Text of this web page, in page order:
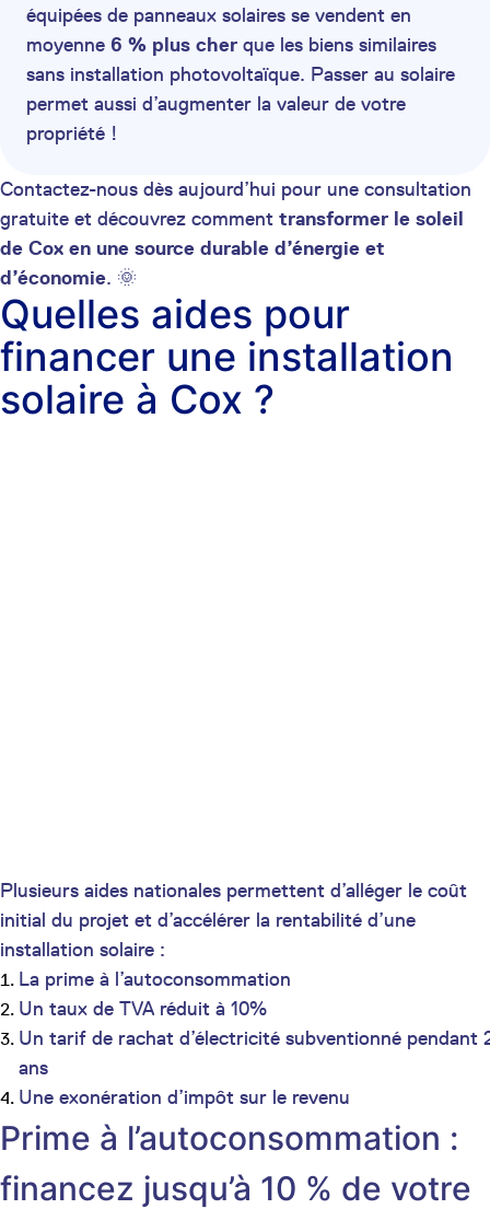
équipées de panneaux solaires se vendent en
moyenne 6 % plus cher que les biens similaires
sans installation photovoltaïque. Passer au solaire
permet aussi d’augmenter la valeur de votre
propriété !
Contactez-nous dès aujourd’hui pour une consultation
gratuite et découvrez comment transformer le soleil
de Cox en une source durable d’énergie et
d’économie. 🌞
Quelles aides pour
financer une installation
solaire à Cox ?
Plusieurs aides nationales permettent d’alléger le coût
initial du projet et d’accélérer la rentabilité d’une
installation solaire :
La prime à l’autoconsommation
Un taux de TVA réduit à 10%
Un tarif de rachat d’électricité subventionné pendant
ans
Une exonération d’impôt sur le revenu
Prime à l’autoconsommation :
financez jusqu’à 10 % de votre